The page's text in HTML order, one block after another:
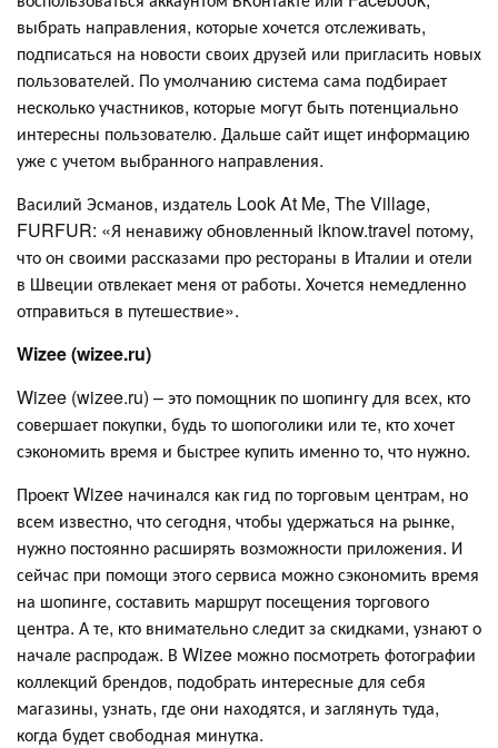
выбрать направления, которые хочется отслеживать,
подписаться на новости своих друзей или пригласить новых
пользователей. По умолчанию система сама подбирает
несколько участников, которые могут быть потенциально
интересны пользователю. Дальше сайт ищет информацию
уже с учетом выбранного направления.
Василий Эсманов, издатель Look At Me, The Village,
FURFUR: «Я ненавижу обновленный iknow.travel потому,
что он своими рассказами про рестораны в Италии и отели
в Швеции отвлекает меня от работы. Хочется немедленно
отправиться в путешествие».
Wizee (wizee.ru)
Wizee (wizee.ru) – это помощник по шопингу для всех, кто
совершает покупки, будь то шопоголики или те, кто хочет
сэкономить время и быстрее купить именно то, что нужно.
Проект Wizee начинался как гид по торговым центрам, но
всем известно, что сегодня, чтобы удержаться на рынке,
нужно постоянно расширять возможности приложения. И
сейчас при помощи этого сервиса можно сэкономить время
на шопинге, составить маршрут посещения торгового
центра. А те, кто внимательно следит за скидками, узнают о
начале распродаж. В Wizee можно посмотреть фотографии
коллекций брендов, подобрать интересные для себя
магазины, узнать, где они находятся, и заглянуть туда,
когда будет свободная минутка.